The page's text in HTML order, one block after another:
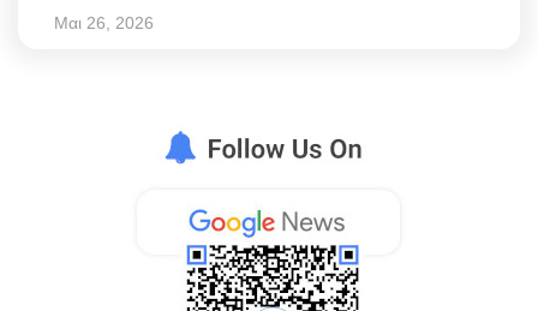
Μαι 26, 2026